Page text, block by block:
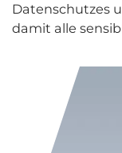
Datenschutzes
damit alle